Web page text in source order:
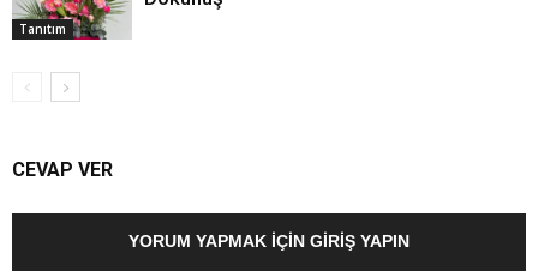
Tanıtım
CEVAP VER
YORUM YAPMAK İÇIN GIRIŞ YAPIN